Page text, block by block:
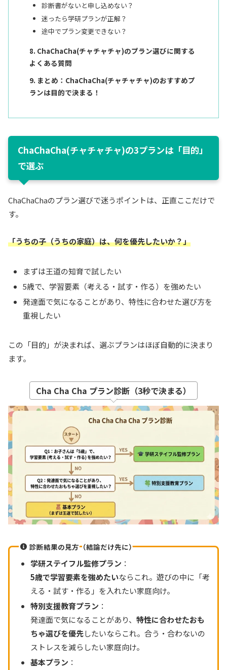
診断書がないと申し込めない？
迷ったら学研プランが正解？
途中でプラン変更できない？
ChaChaCha(チャチャチャ)のプラン選びに関する
よくある質問
まとめ：ChaChaCha(チャチャチャ)のおすすめプ
ランは目的で決まる！
ChaChaCha(チャチャチャ)の3プランは「目的」
で選ぶ
ChaChaChaのプラン選びで迷うポイントは、正直ここだけで
す。
「うちの子（うちの家庭）は、何を優先したいか？」
まずは王道の知育で試したい
5歳で、学習要素（考える・試す・作る）を強めたい
発達面で気になることがあり、特性に合わせた選び方を
重視したい
この「目的」が決まれば、選ぶプランはほぼ自動的に決まり
ます。
Cha Cha Cha プラン診断（3秒で決まる）
診断結果の見方（結論だけ先に）
学研ステイフル監修プラン ：
5歳で学習要素を強めたいならこれ。遊びの中に「考
える・試す・作る」を入れたい家庭向け。
特別支援教育プラン ：
発達面で気になることがあり、 特性に合わせたおも
ちゃ選びを優先したいならこれ。合う・合わないの
ストレスを減らしたい家庭向け。
基本プラン ：